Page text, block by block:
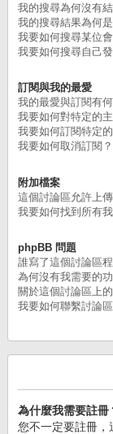
我的搜尋為何沒有
我的搜尋結果為何
我要如何搜尋某位
我要如何搜尋自己
訂閱與我的最愛
我的最愛與訂閱有
我要如何對特定的
我要如何訂閱特定
我要如何取消訂閱？
附加檔案
這個討論區允許上
我要如何找到所有
phpBB 問題
誰寫了這個討論區
為何沒有我需要的
關於這個討論區上
我要如何聯繫討論
為什麼我需要註冊
您不一定要註冊，